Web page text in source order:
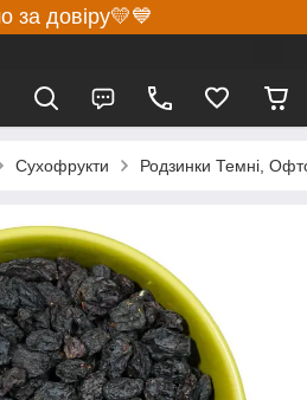
за довіру💛💙
Сухофрукти Родзинки Темні,